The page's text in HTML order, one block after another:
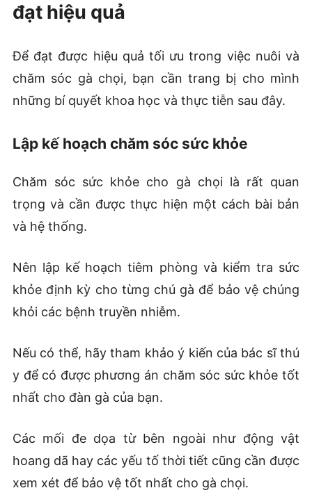
đạt hiệu quả
Để đạt được hiệu quả tối ưu trong việc nuôi và
chăm sóc gà chọi, bạn cần trang bị cho mình
những bí quyết khoa học và thực tiễn sau đây.
Lập kế hoạch chăm sóc sức khỏe
Chăm sóc sức khỏe cho gà chọi là rất quan
trọng và cần được thực hiện một cách bài bản
và hệ thống.
Nên lập kế hoạch tiêm phòng và kiểm tra sức
khỏe định kỳ cho từng chú gà để bảo vệ chúng
khỏi các bệnh truyền nhiễm.
Nếu có thể, hãy tham khảo ý kiến của bác sĩ thú
y để có được phương án chăm sóc sức khỏe tốt
nhất cho đàn gà của bạn.
Các mối đe dọa từ bên ngoài như động vật
hoang dã hay các yếu tố thời tiết cũng cần được
xem xét để bảo vệ tốt nhất cho gà chọi.